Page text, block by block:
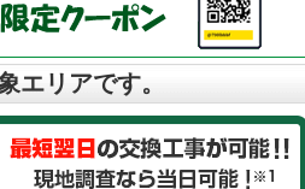
リアです。